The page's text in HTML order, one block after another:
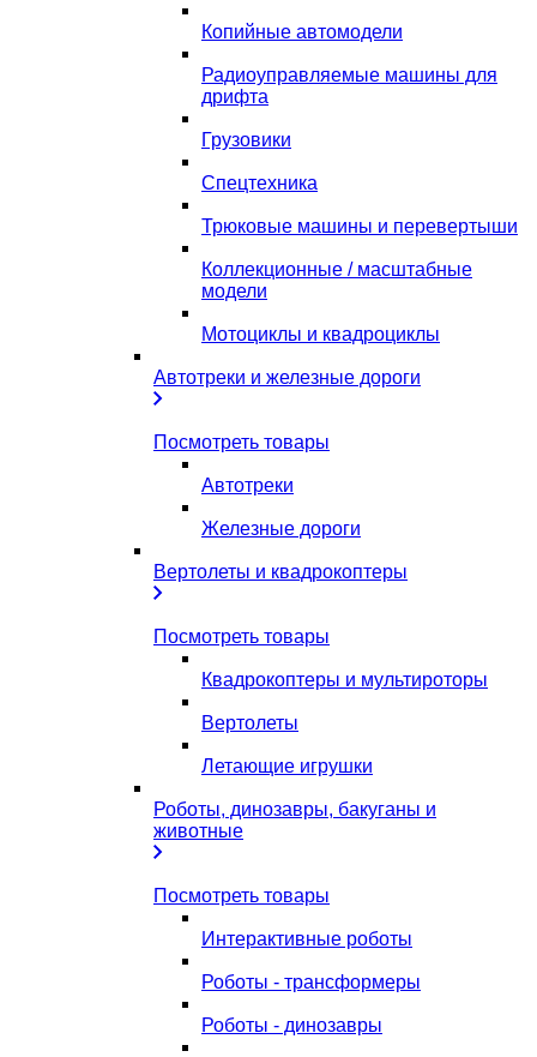
Копийные автомодели
Радиоуправляемые машины для
дрифта
Грузовики
Спецтехника
Трюковые машины и перевертыши
Коллекционные / масштабные
модели
Мотоциклы и квадроциклы
Автотреки и железные дороги
Посмотреть товары
Автотреки
Железные дороги
Вертолеты и квадрокоптеры
Посмотреть товары
Квадрокоптеры и мультироторы
Вертолеты
Летающие игрушки
Роботы, динозавры, бакуганы и
животные
Посмотреть товары
Интерактивные роботы
Роботы - трансформеры
Роботы - динозавры